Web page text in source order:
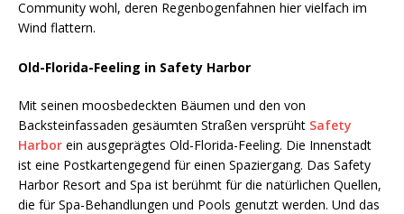
Community wohl, deren Regenbogenfahnen hier vielfach im
Wind flattern.
Old-Florida-Feeling in Safety Harbor
Mit seinen moosbedeckten Bäumen und den von
Backsteinfassaden gesäumten Straßen versprüht Safety
Harbor ein ausgeprägtes Old-Florida-Feeling. Die Innenstadt
ist eine Postkartengegend für einen Spaziergang. Das Safety
Harbor Resort and Spa ist berühmt für die natürlichen Quellen,
die für Spa-Behandlungen und Pools genutzt werden. Und das